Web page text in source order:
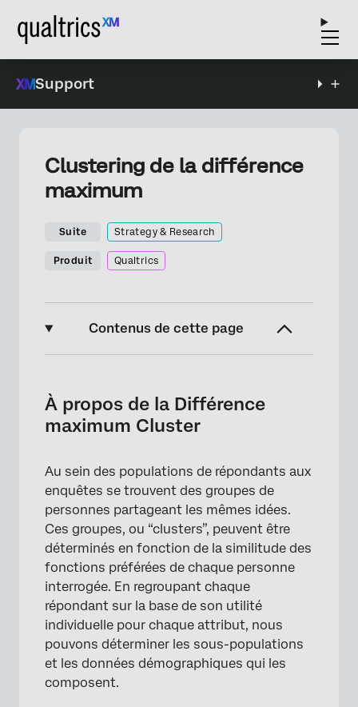
Support
Clustering de la différence
maximum
Suite Strategy & Research
Produit Qualtrics
Contenus de cette page
Préparation d’une enquête pour le clustering
Activation des clusters
utilisées dans les clusters
Clusters recommandés
Appliquer des Clusters aux Rapports
À propos de la Différence
maximum Cluster
Au sein des populations de répondants aux
enquêtes se trouvent des groupes de
personnes partageant les mêmes idées.
Ces groupes, ou “clusters”, peuvent être
déterminés en fonction de la similitude des
fonctions préférées de chaque personne
interrogée. En regroupant chaque
répondant sur la base de son utilité
individuelle pour chaque attribut, nous
pouvons déterminer les sous-populations
et les données démographiques qui les
composent.